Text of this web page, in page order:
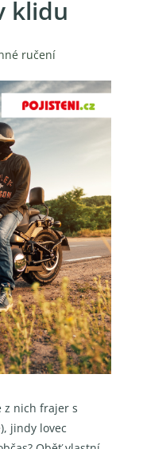
klidu
ručení
z nich frajer s
jindy lovec